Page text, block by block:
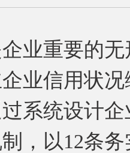
重要的无
企业信用状
系统设计
，以12条